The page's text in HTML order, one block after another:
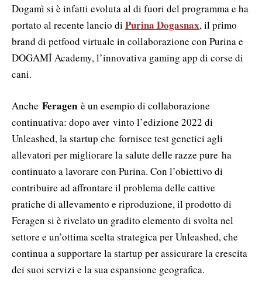
Dogamì si è infatti evoluta al di fuori del programma e ha
portato al recente lancio di Purina Dogasnax, il primo
brand di petfood virtuale in collaborazione con Purina e
DOGAMÍ Academy, l’innovativa gaming app di corse di
cani.
Anche Feragen è un esempio di collaborazione
continuativa: dopo aver vinto l’edizione 2022 di
Unleashed, la startup che fornisce test genetici agli
allevatori per migliorare la salute delle razze pure ha
continuato a lavorare con Purina. Con l’obiettivo di
contribuire ad affrontare il problema delle cattive
pratiche di allevamento e riproduzione, il prodotto di
Feragen si è rivelato un gradito elemento di svolta nel
settore e un’ottima scelta strategica per Unleashed, che
continua a supportare la startup per assicurare la crescita
dei suoi servizi e la sua espansione geografica.